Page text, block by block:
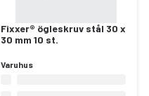
Fixxer® ögleskruv stål 30 x
30 mm 10 st.
Varuhus